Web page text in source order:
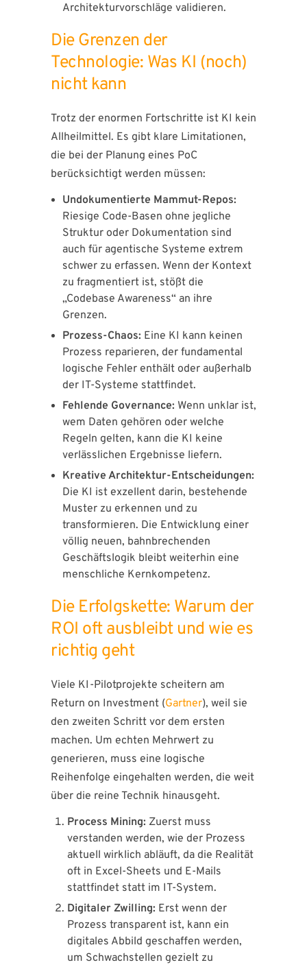
Architekturvorschläge validieren.
Die Grenzen der
Technologie: Was KI (noch)
nicht kann
Trotz der enormen Fortschritte ist KI kein
Allheilmittel. Es gibt klare Limitationen,
die bei der Planung eines PoC
berücksichtigt werden müssen:
Undokumentierte Mammut-Repos:
Riesige Code-Basen ohne jegliche
Struktur oder Dokumentation sind
auch für agentische Systeme extrem
schwer zu erfassen. Wenn der Kontext
zu fragmentiert ist, stößt die
„Codebase Awareness“ an ihre
Grenzen.
Prozess-Chaos: Eine KI kann keinen
Prozess reparieren, der fundamental
logische Fehler enthält oder außerhalb
der IT-Systeme stattfindet.
Fehlende Governance: Wenn unklar ist,
wem Daten gehören oder welche
Regeln gelten, kann die KI keine
verlässlichen Ergebnisse liefern.
Kreative Architektur-Entscheidungen:
Die KI ist exzellent darin, bestehende
Muster zu erkennen und zu
transformieren. Die Entwicklung einer
völlig neuen, bahnbrechenden
Geschäftslogik bleibt weiterhin eine
menschliche Kernkompetenz.
Die Erfolgskette: Warum der
ROI oft ausbleibt und wie es
richtig geht
Viele KI-Pilotprojekte scheitern am
Return on Investment (Gartner), weil sie
den zweiten Schritt vor dem ersten
machen. Um echten Mehrwert zu
generieren, muss eine logische
Reihenfolge eingehalten werden, die weit
über die reine Technik hinausgeht.
Process Mining: Zuerst muss
verstanden werden, wie der Prozess
aktuell wirklich abläuft, da die Realität
oft in Excel-Sheets und E-Mails
stattfindet statt im IT-System.
Digitaler Zwilling: Erst wenn der
Prozess transparent ist, kann ein
digitales Abbild geschaffen werden,
um Schwachstellen gezielt zu